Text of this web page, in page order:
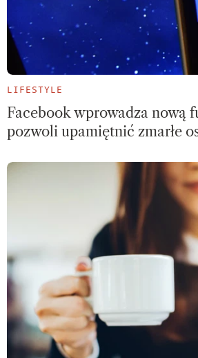
LIFESTYLE
Facebook wprowadza nową
pozwoli upamiętnić zmarłe